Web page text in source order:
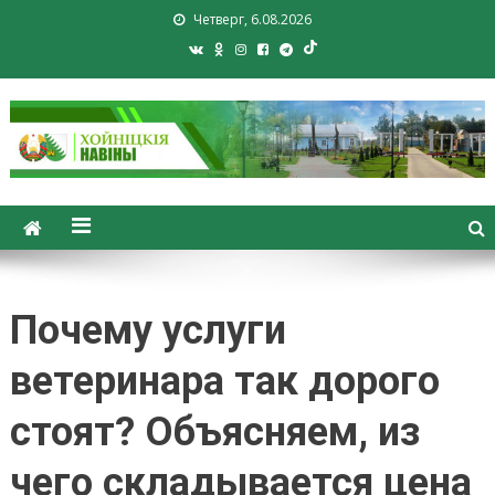
Четверг, 6.08.2026
Хойники. Хойнiцкiя навiны.
Новости Хойник. Районная
Почему услуги
ветеринара так дорого
стоят? Объясняем, из
чего складывается цена